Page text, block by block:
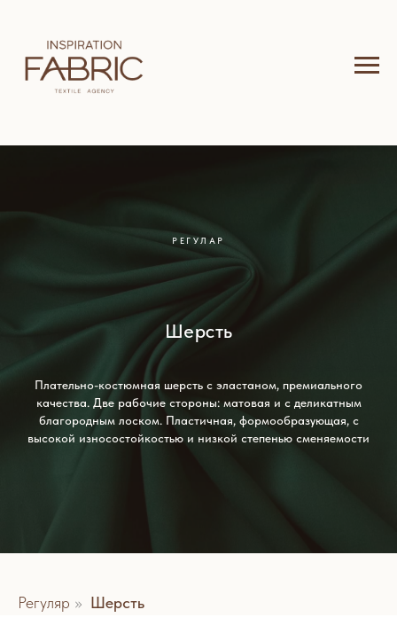
РЕГУЛАР
Шерсть
Плательно-костюмная шерсть с эластаном, премиального
качества. Две рабочие стороны: матовая и с деликатным
благородным лоском. Пластичная, формообразующая, с
высокой износостойкостью и низкой степенью сменяемости
Регуляр » Шерсть